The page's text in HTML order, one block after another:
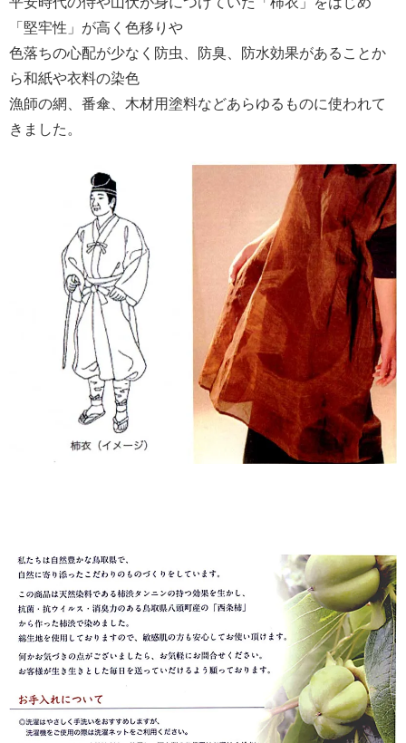
「堅牢性」が高く色移りや
色落ちの心配が少なく防虫、防臭、防水効果があることか
ら和紙や衣料の染色
漁師の網、番傘、木材用塗料などあらゆるものに使われて
きました。